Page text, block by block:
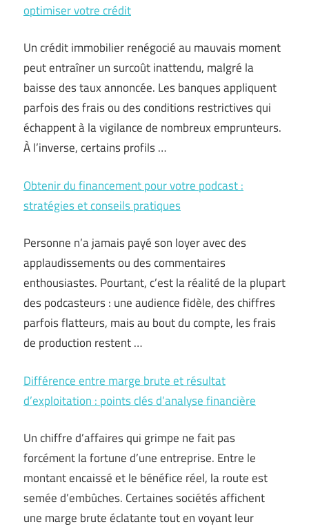
optimiser votre crédit
Un crédit immobilier renégocié au mauvais moment
peut entraîner un surcoût inattendu, malgré la
baisse des taux annoncée. Les banques appliquent
parfois des frais ou des conditions restrictives qui
échappent à la vigilance de nombreux emprunteurs.
À l’inverse, certains profils …
Obtenir du financement pour votre podcast :
stratégies et conseils pratiques
Personne n’a jamais payé son loyer avec des
applaudissements ou des commentaires
enthousiastes. Pourtant, c’est la réalité de la plupart
des podcasteurs : une audience fidèle, des chiffres
parfois flatteurs, mais au bout du compte, les frais
de production restent …
Différence entre marge brute et résultat
d’exploitation : points clés d’analyse financière
Un chiffre d’affaires qui grimpe ne fait pas
forcément la fortune d’une entreprise. Entre le
montant encaissé et le bénéfice réel, la route est
semée d’embûches. Certaines sociétés affichent
une marge brute éclatante tout en voyant leur